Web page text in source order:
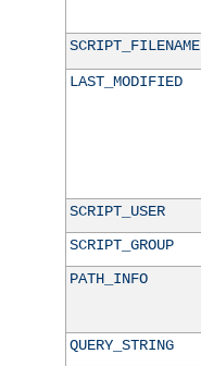
SCRIPT_FILENAME
LAST_MODIFIED
SCRIPT_USER
SCRIPT_GROUP
PATH_INFO
QUERY_STRING